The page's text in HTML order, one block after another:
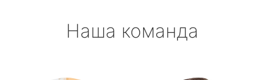
Наша команда